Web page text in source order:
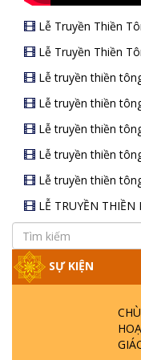
Lễ Truyền Thiền
Lễ Truyền Thiền
Lễ truyền thiền
Lễ truyền thiền
Lễ truyền thiền
Lễ truyền thiền
Lễ truyền thiền
LỄ TRUYỀN
- TRUYỀN THIỀN
Lễ truyền thiền
Lễ truyền thiền
Lễ truyền thiền
Lễ truyền thiền
SỰ KIỆN